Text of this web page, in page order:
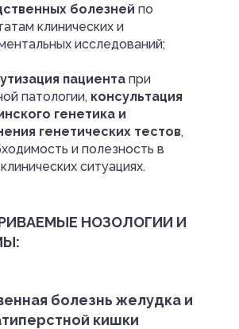
болезней по
клинических и
исследований;
пациентапри
патологии, консультация
генетика и
генетических тестов,
и полезность в
ситуациях.
НОЗОЛОГИИ И
болезнь желудка и
кишки